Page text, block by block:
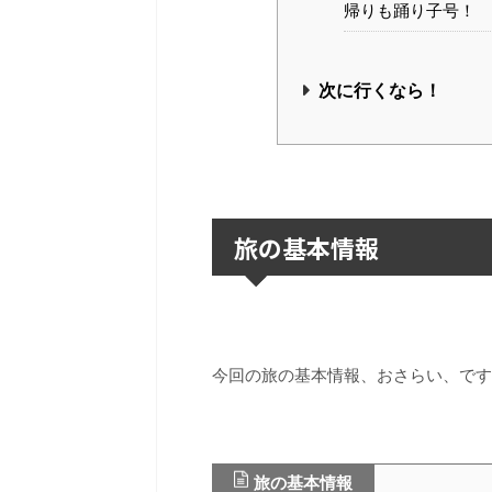
帰りも踊り子号！
次に行くなら！
旅の基本情報
今回の旅の基本情報、おさらい、で
旅の基本情報